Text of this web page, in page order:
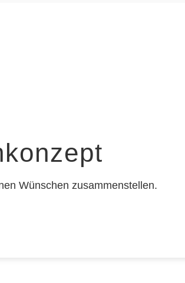
Wünschen zusammenstellen.